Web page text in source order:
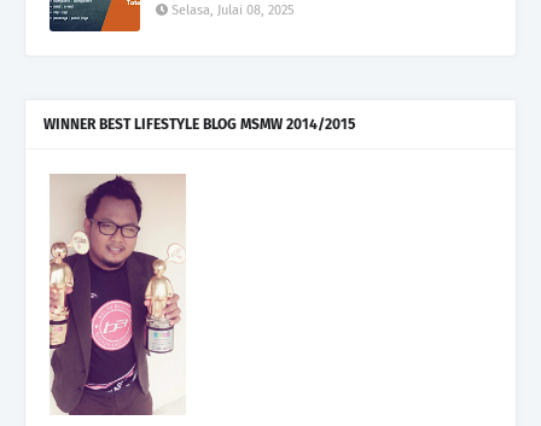
Selasa, Julai 08, 2025
WINNER BEST LIFESTYLE BLOG MSMW 2014/2015